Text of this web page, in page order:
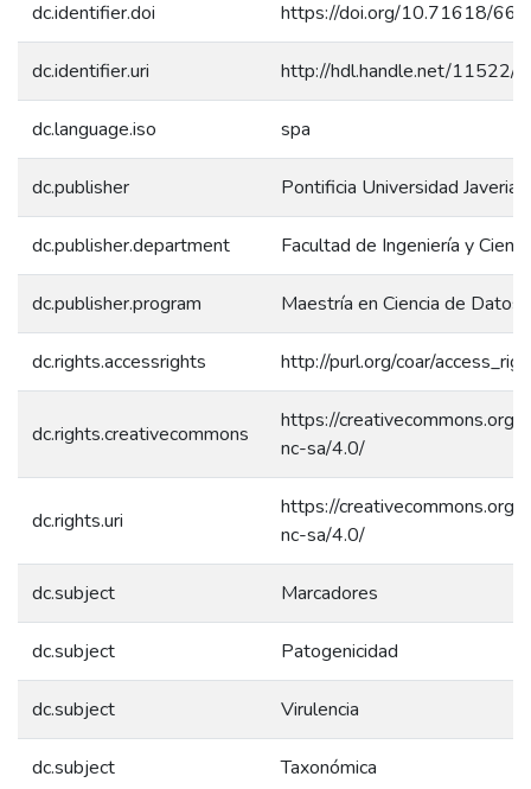
dc.identifier.doi https://doi.org/10.71618/
dc.identifier.uri http://hdl.handle.net/11522/
dc.language.iso spa
dc.publisher Pontificia Universidad
dc.publisher.department Facultad de Ingeniería y
dc.publisher.program Maestría en Ciencia de Datos
dc.rights.accessrights http://purl.org/coar/
dc.rights.creativecommons
https://creativecommons.org/
nc-sa/4.0/
dc.rights.uri
https://creativecommons.org/
nc-sa/4.0/
dc.subject Marcadores
dc.subject Patogenicidad
dc.subject Virulencia
dc.subject Taxonómica